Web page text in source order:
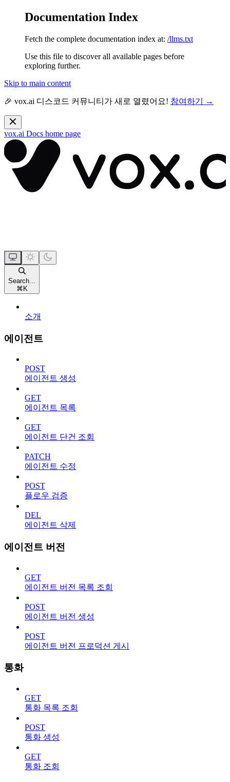
Documentation Index
Fetch the complete documentation index at: /llms.txt
Use this file to discover all available pages before
exploring further.
Skip to main content
🎉 vox.ai 디스코드 커뮤니티가 새로 열렸어요! 참여하기 →
vox.ai Docs home page
Search...
⌘ K
소개
에이전트
POST
에이전트 생성
GET
에이전트 목록
GET
에이전트 단건 조회
PATCH
에이전트 수정
POST
플로우 검증
DEL
에이전트 삭제
에이전트 버전
GET
에이전트 버전 목록 조회
POST
에이전트 버전 생성
POST
에이전트 버전 프로덕션 게시
통화
GET
통화 목록 조회
POST
통화 생성
GET
통화 조회